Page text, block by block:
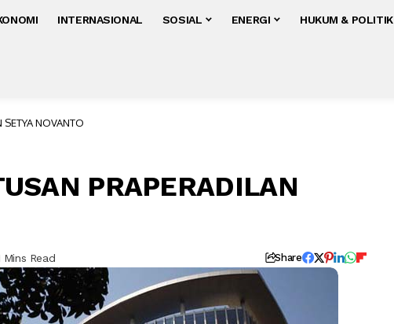
INTERNASIONAL SOSIAL ENERGI HUKUM & POLITIK
SETYA NOVANTO
PRAPERADILAN
Mins Read Share